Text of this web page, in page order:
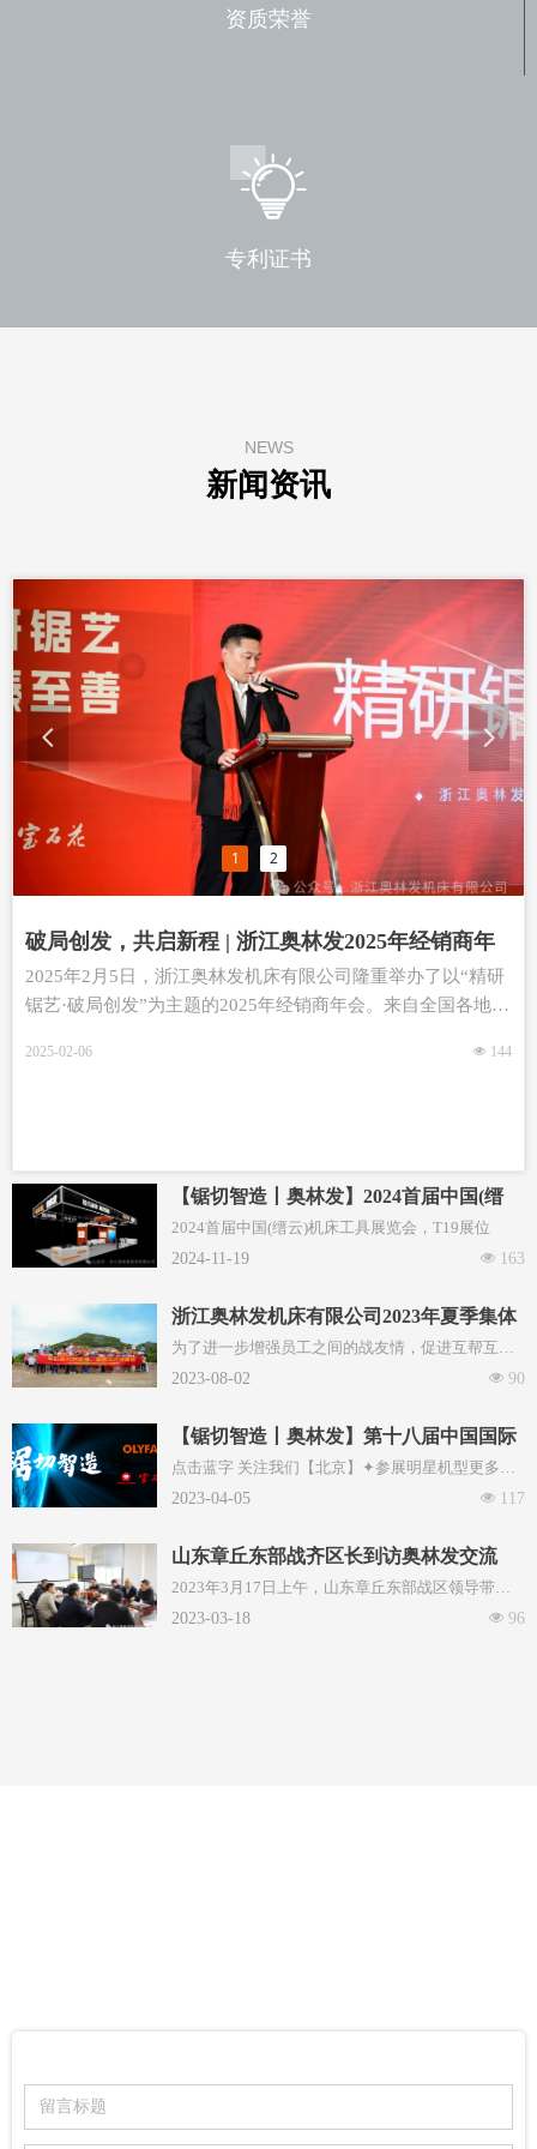
NEWS
新闻资讯
破局创发，共启新程 | 浙江奥林发2025年经销商年
会盛典圆满落幕！
2025年2月5日，浙江奥林发机床有限公司隆重举办了以“精研
锯艺·破局创发”为主题的2025年经销商年会。来自全国各地的
来的发展蓝图。
넶 144
2025-02-06
1 2
넳 넲
【锯切智造丨奥林发】2024首届中国(缙
云)机床工具展览会
2024首届中国(缙云)机床工具展览会，T19展位
넶 163
2024-11-19
浙江奥林发机床有限公司2023年夏季集体
团建圆满结束！
为了进一步增强员工之间的战友情，促进互帮互
助，并共同为未来的努力奋斗打下坚实基础，浙江
的全员团建活动。
넶 90
2023-08-02
【锯切智造丨奥林发】第十八届中国国际
机床展览会（CIMT2023）
点击蓝字 关注我们【北京】✦参展明星机型更多信
息点击蓝字 关注我们欢迎致电咨询或来厂考察扫码
넶 117
2023-04-05
山东章丘东部战齐区长到访奥林发交流
2023年3月17日上午，山东章丘东部战区领导带
队，携当地领导及知名企业家到访奥林发，沟通交
넶 96
2023-03-18
公司简介
资质荣誉
资质荣誉
专利证书
专利证书